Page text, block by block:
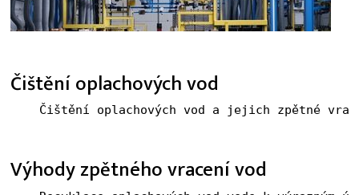
Čištění oplachových vod
Výhody zpětného vracení vod